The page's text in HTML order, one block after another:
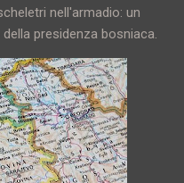
nell'armadio: un
presidenza bosniaca.